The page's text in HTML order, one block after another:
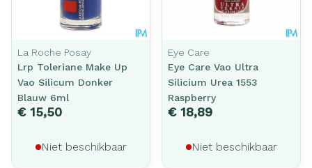
La Roche Posay
Lrp Toleriane Make Up
Vao Silicum Donker
Blauw 6ml
€ 15,50
Niet beschikbaar
Eye Care
Eye Care Vao Ultra
Silicium Urea 1553
Raspberry
€ 18,89
Niet beschikbaar